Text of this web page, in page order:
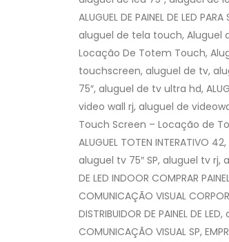
ALUGUEL DE PAINEL DE LED
aluguel de tela touch, Aluguel
Locação De Totem Touch,
touchscreen, aluguel de tv,
75″, aluguel de tv ultra hd,
video wall rj, aluguel de
Touch Screen – Locação de
ALUGUEL TOTEN INTERATIVO
aluguel tv 75″ SP, aluguel tv rj,
DE LED INDOOR COMPRAR
COMUNICAÇÃO VISUAL
DISTRIBUIDOR DE PAINEL DE
COMUNICAÇÃO VISUAL SP,